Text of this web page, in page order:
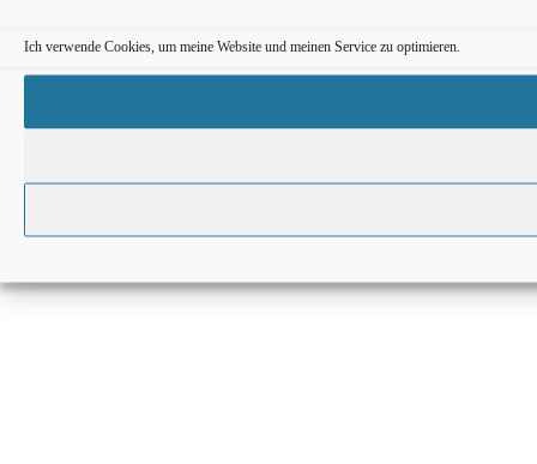
Ich verwende Cookies, um meine Website und meinen Service zu optimieren.